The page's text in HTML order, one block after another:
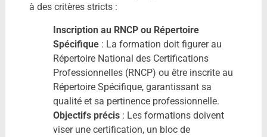
à des critères stricts :
Inscription au RNCP ou Répertoire
Spécifique: La formation doit figurer au
Répertoire National des Certifications
Professionnelles (RNCP) ou être inscrite au
Répertoire Spécifique, garantissant sa
qualité et sa pertinence professionnelle.
Objectifs précis: Les formations doivent
viser une certification, un bloc de